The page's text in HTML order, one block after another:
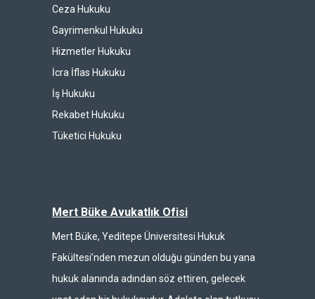
Ceza Hukuku
Gayrimenkul Hukuku
Hizmetler Hukuku
İcra İflas Hukuku
İş Hukuku
Rekabet Hukuku
Tüketici Hukuku
Mert Büke Avukatlık Ofisi
Mert Büke, Yeditepe Üniversitesi Hukuk
Fakültesi’nden mezun olduğu günden bu yana
hukuk alanında adından söz ettiren, gelecek